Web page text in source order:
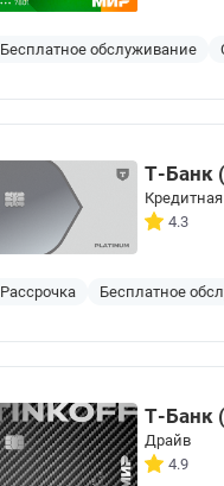
Бесплатное обслуживание
Т-Банк
Кредитная
4.3
Рассрочка Бесплатное
Т-Банк
Драйв
4.9